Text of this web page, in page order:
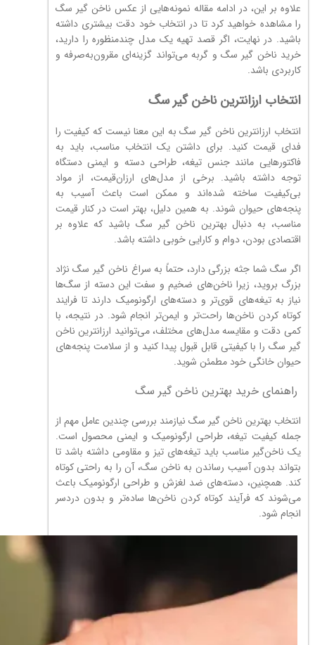
علاوه بر این، در ادامه مقاله نمونه‌هایی از عکس ناخن گیر سگ
را مشاهده خواهید کرد تا در انتخاب خود دقت بیشتری داشته
باشید. در نهایت، اگر قصد تهیه یک مدل چندمنظوره را دارید،
خرید ناخن گیر سگ و گربه می‌تواند گزینه‌ای مقرون‌به‌صرفه و
کاربردی باشد.
انتخاب ارزانترین ناخن گیر سگ
انتخاب ارزانترین ناخن گیر سگ به این معنا نیست که کیفیت را
فدای قیمت کنید. برای داشتن یک انتخاب مناسب، باید به
فاکتورهایی مانند جنس تیغه، طراحی دسته و ایمنی دستگاه
توجه داشته باشید. برخی از مدل‌های ارزان‌قیمت، از مواد
بی‌کیفیت ساخته شده‌اند و ممکن است باعث آسیب به
پنجه‌های حیوان شوند. به همین دلیل، بهتر است در کنار قیمت
مناسب، به دنبال بهترین ناخن گیر سگ باشید که علاوه بر
اقتصادی بودن، دوام و کارایی خوبی داشته باشد.
اگر سگ شما جثه بزرگی دارد، حتماً به سراغ ناخن گیر سگ نژاد
بزرگ بروید، زیرا ناخن‌های ضخیم و سفت این دسته از سگ‌ها
نیاز به تیغه‌های قوی‌تر و دسته‌های ارگونومیک دارند تا فرایند
کوتاه کردن ناخن‌ها راحت‌تر و ایمن‌تر انجام شود. در نتیجه، با
کمی دقت و مقایسه مدل‌های مختلف، می‌توانید ارزانترین ناخن
گیر سگ را با کیفیتی قابل قبول پیدا کنید و از سلامت پنجه‌های
حیوان خانگی خود مطمئن شوید.
راهنمای خرید بهترین ناخن گیر سگ
انتخاب بهترین ناخن گیر سگ نیازمند بررسی چندین عامل مهم از
جمله کیفیت تیغه، طراحی ارگونومیک و ایمنی محصول است.
یک ناخن‌گیر مناسب باید تیغه‌های تیز و مقاومی داشته باشد تا
بتواند بدون آسیب رساندن به ناخن سگ، آن را به راحتی کوتاه
کند. همچنین، دسته‌های ضد لغزش و طراحی ارگونومیک باعث
می‌شوند که فرآیند کوتاه کردن ناخن‌ها ساده‌تر و بدون دردسر
انجام شود.